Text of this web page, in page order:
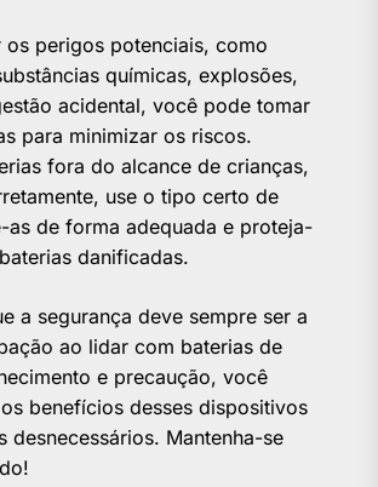
perigos potenciais, como
químicas, explosões,
acidental, você pode tomar
para minimizar os riscos.
fora do alcance de crianças,
use o tipo certo de
as de forma adequada e proteja-
danificadas.
a segurança deve sempre ser a
ao lidar com baterias de
e precaução, você
benefícios desses dispositivos
desnecessários. Mantenha-se